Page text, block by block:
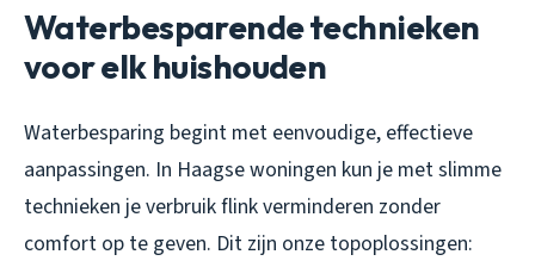
Waterbesparende technieken
voor elk huishouden
Waterbesparing begint met eenvoudige, effectieve
aanpassingen. In Haagse woningen kun je met slimme
technieken je verbruik flink verminderen zonder
comfort op te geven. Dit zijn onze topoplossingen: